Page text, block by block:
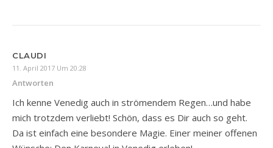
CLAUDI
11. April 2017 Um 20:28
Antworten
Ich kenne Venedig auch in strömendem Regen…und habe
mich trotzdem verliebt! Schön, dass es Dir auch so geht.
Da ist einfach eine besondere Magie. Einer meiner offenen